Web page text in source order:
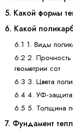
5. Какой формы
6. Какой
6.1 1. Виды
6.2 2. Прочность
геометрии сот
6.3 3. Цвета
6.4 4. УФ-защита
6.5 5. Толщина
7. Фундамент